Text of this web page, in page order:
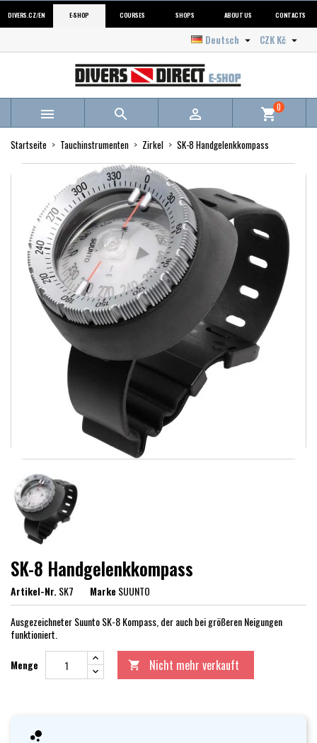
DIVERS.CZ/EN E-SHOP COURSES SHOPS ABOUT US CONTACTS
CZK Kč 
Deutsch 
   shopping_cart0
Startseite Tauchinstrumenten Zirkel SK-8 Handgelenkkompass
SK-8 Handgelenkkompass
Artikel-Nr. SK7 MarkeSUUNTO
Ausgezeichneter Suunto SK-8 Kompass, der auch bei größeren Neigungen
funktioniert.
Menge  Nicht mehr verkauft